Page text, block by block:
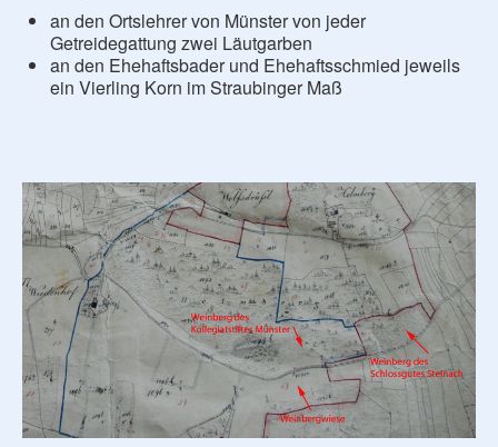
an den Ortslehrer von Münster von jeder
Getreidegattung zwei Läutgarben
an den Ehehaftsbader und Ehehaftsschmied jeweils
ein Vierling Korn im Straubinger Maß